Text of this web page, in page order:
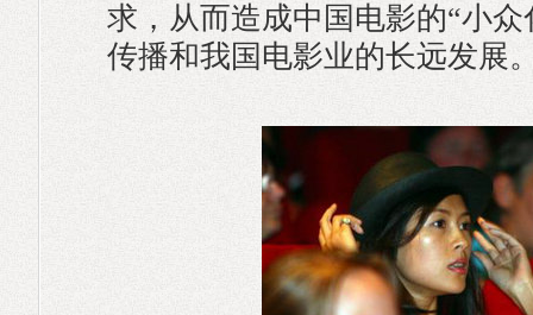
求，从而造成中国电影的“小
传播和我国电影业的长远发展